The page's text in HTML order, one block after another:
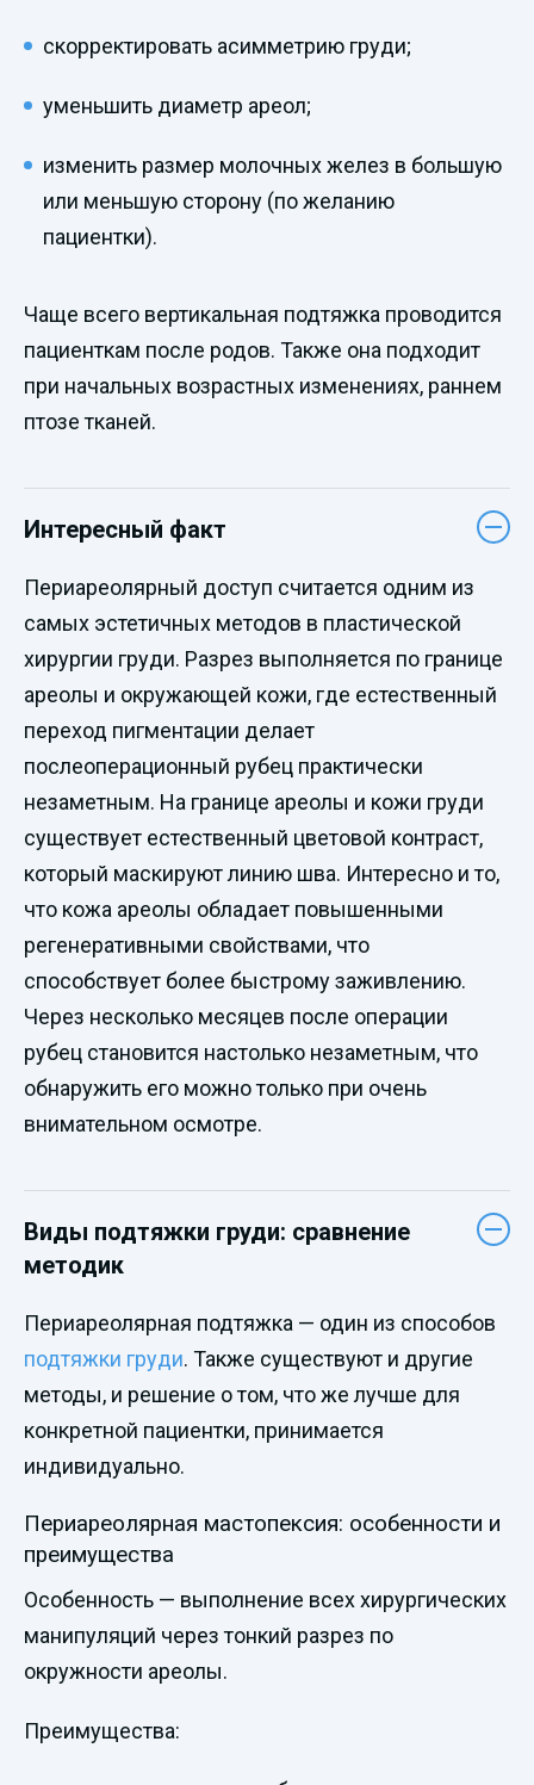
скорректировать асимметрию груди;
уменьшить диаметр ареол;
изменить размер молочных желез в большую
или меньшую сторону (по желанию
пациентки).
Чаще всего вертикальная подтяжка проводится
пациенткам после родов. Также она подходит
при начальных возрастных изменениях, раннем
птозе тканей.
Интересный факт
Периареолярный доступ считается одним из
самых эстетичных методов в пластической
хирургии груди. Разрез выполняется по границе
ареолы и окружающей кожи, где естественный
переход пигментации делает
послеоперационный рубец практически
незаметным. На границе ареолы и кожи груди
существует естественный цветовой контраст,
который маскируют линию шва. Интересно и то,
что кожа ареолы обладает повышенными
регенеративными свойствами, что
способствует более быстрому заживлению.
Через несколько месяцев после операции
рубец становится настолько незаметным, что
обнаружить его можно только при очень
внимательном осмотре.
Виды подтяжки груди: сравнение
методик
Периареолярная подтяжка — один из способов
подтяжки груди. Также существуют и другие
методы, и решение о том, что же лучше для
конкретной пациентки, принимается
индивидуально.
Периареолярная мастопексия: особенности и
преимущества
Особенность — выполнение всех хирургических
манипуляций через тонкий разрез по
окружности ареолы.
Преимущества: